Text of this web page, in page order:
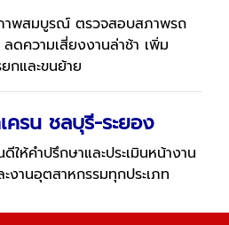
าพสมบูรณ์ ตรวจสอบสภาพรถ
ดความเสี่ยงงานล่าช้า เพิ่ม
กและขนย้าย
ครน ชลบุรี-ระยอง
ให้คำปรึกษาและประเมินหน้างาน
งานอุตสาหกรรมทุกประเภท